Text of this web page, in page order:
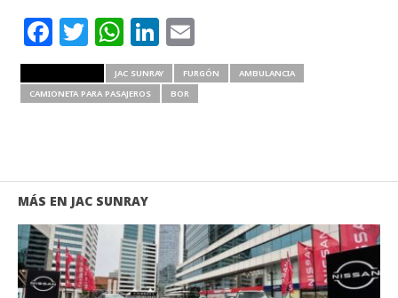
Facebook
Twitter
WhatsApp
LinkedIn
Email
JAC SUNRAY FURGÓN
AMBULANCIA
CAMIONETA PARA PASAJEROS
BOR
MÁS EN JAC SUNRAY